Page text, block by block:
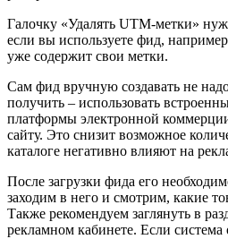
Галочку «Удалять UTM-метки»
если вы используете фид,
уже содержит свои метки.
Сам фид вручную создавать не
получить – использовать
платформы электронной
сайту. Это снизит возможное
каталоге негативно влияют на
После загрузки фида его
заходим в него и смотрим, какие
Также рекомендуем заглянуть в
рекламном кабинете. Если